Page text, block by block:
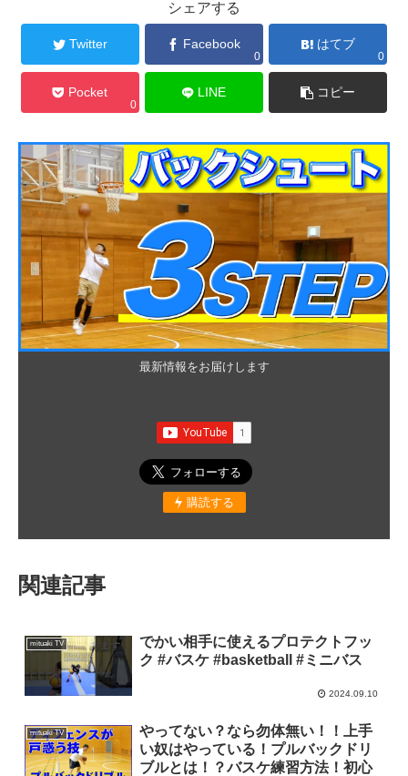
シェアする
Twitter Facebook
0
はてブ
0
Pocket
0
LINE コピー
最新情報をお届けします
購読する
関連記事
mituaki TV
でかい相手に使えるプロテクトフッ
ク #バスケ #basketball #ミニバス
2024.09.10
mituaki TV
やってない？なら勿体無い！！上手
い奴はやっている！プルバックドリ
ブルとは！？バスケ練習方法！初心